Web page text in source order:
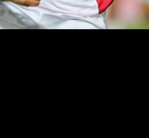
على نادي سيمبا التنزاني بهدف قاتل في
أول فوز له في دور المجموعات لمنافسات عصبة
بوهرة، علما أن الفريق الأحمر أهدر قبل